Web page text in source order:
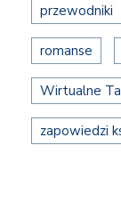
przewodniki
romanse
Wirtualne
zapowiedzi